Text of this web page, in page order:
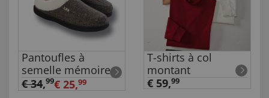
Pantoufles à
semelle mémoire
€ 34,99€ 25,99
T-shirts à col
montant
€ 59,99